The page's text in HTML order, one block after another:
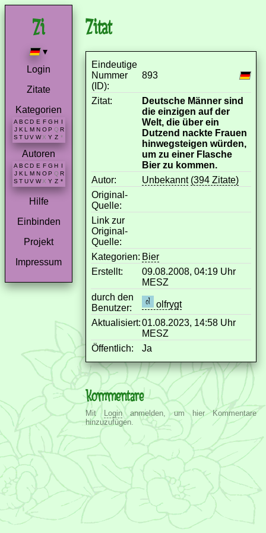
▾
Login
Zitate
Kategorien
A B C D E F G H I
J K L M N O P Q R
S T U V W X Y Z *
Autoren
A B C D E F G H
J K L M N O P Q R
S T U V W X Y Z *
Hilfe
Einbinden
Projekt
Impressum
Zitat
Eindeutige
Nummer
(ID):
893
Zitat:
Deutsche Männer sind
die einzigen auf der
Welt, die über ein
Dutzend nackte Frauen
hinwegsteigen würden,
um zu einer Flasche
Bier zu kommen.
Autor:
Unbekannt (394 Zitate)
Original-
Quelle:
Link zur
Original-
Quelle:
Kategorien: Bier
Erstellt:
09.08.2008, 04:19 Uhr
MESZ
durch den
Benutzer:
olfrygt
Aktualisiert:01.08.2023, 14:58 Uhr
MESZ
Öffentlich:
Ja
Kommentare
Mit Loginanmelden, um hier Kommentare
hinzuzufügen.